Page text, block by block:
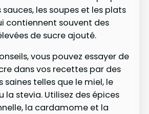
sauces, les soupes et les plats
contiennent souvent des
de sucre ajouté.
vous pouvez essayer de
dans vos recettes par des
saines telles que le miel, le
la stevia. Utilisez des épices
la cardamome et la